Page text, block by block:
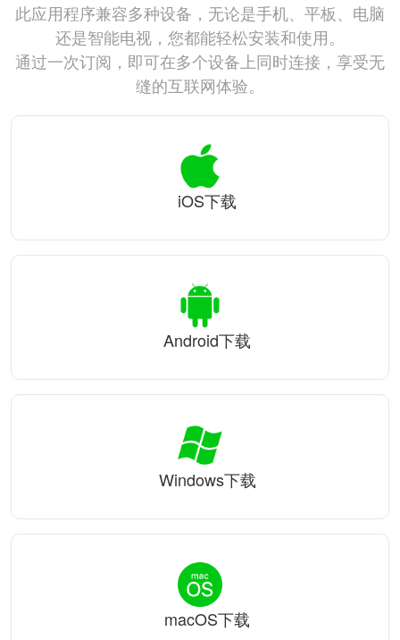
此应用程序兼容多种设备，无论是手机、平板、电脑
还是智能电视，您都能轻松安装和使用。
通过一次订阅，即可在多个设备上同时连接，享受无
缝的互联网体验。
iOS下载
Android下载
Windows下载
macOS下载